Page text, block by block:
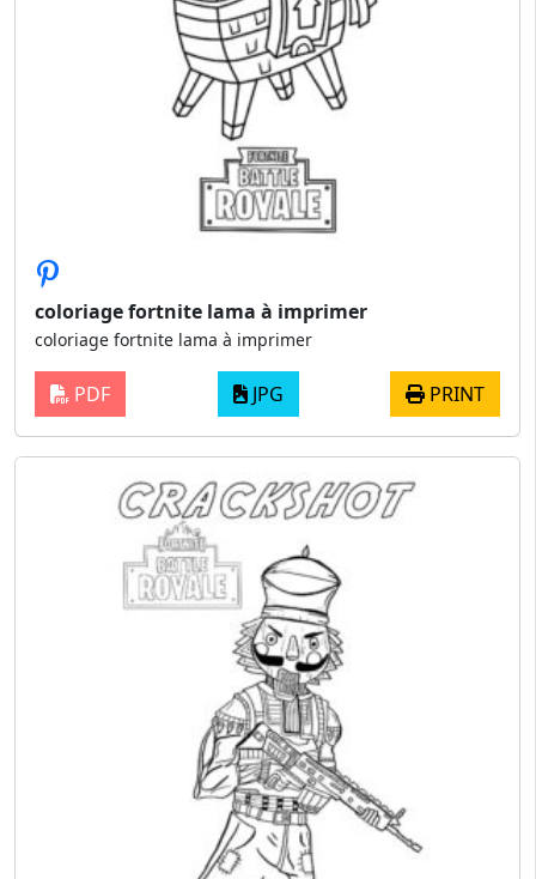
coloriage fortnite lama à imprimer
coloriage fortnite lama à imprimer
PDF JPG PRINT